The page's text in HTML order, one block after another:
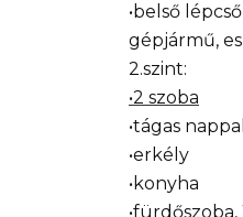
•belső
gépjármű,
2.szint:
•2 szoba
•tágas
•erkély
•konyha
•fürdőszoba,